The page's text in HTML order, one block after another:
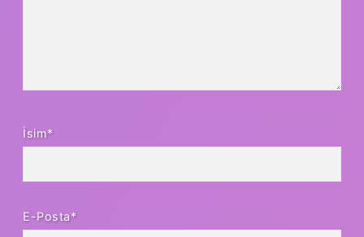
İsim*
E-Posta*